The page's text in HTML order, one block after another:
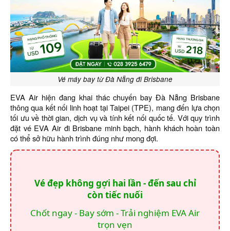
Vé máy bay từ Đà Nẵng đi Brisbane
EVA Air hiện đang khai thác chuyến bay Đà Nẵng Brisbane
thông qua kết nối linh hoạt tại Taipei (TPE), mang đến lựa chọn
tối ưu về thời gian, dịch vụ và tính kết nối quốc tế. Với quy trình
đặt vé EVA Air đi Brisbane minh bạch, hành khách hoàn toàn
có thể sở hữu hành trình đúng như mong đợi.
Vé đẹp không gợi hai lần - đến sau chỉ
còn tiếc nuối
Chốt ngay - Bay sớm - Trải nghiệm EVA Air
trọn vẹn